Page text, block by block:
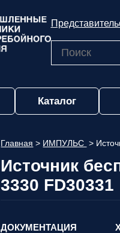
Каталог
Главная > ИМПУЛЬС >
Источник
3330 FD30331
ДОКУМЕНТАЦИЯ